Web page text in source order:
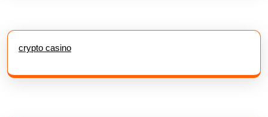
crypto casino